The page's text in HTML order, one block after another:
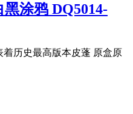
涂鸦 DQ5014-
着历史最高版本皮蓬 原盒原